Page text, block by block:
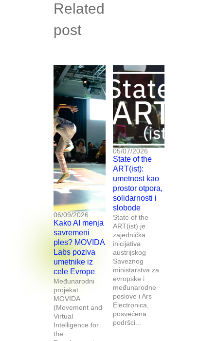
Related
post
06/09/2026
Kako AI menja
savremeni
ples? MOVIDA
Labs poziva
umetnike iz
cele Evrope
Međunarodni
projekat
MOVIDA
(Movement and
Virtual
Intelligence for
the
05/07/2026
State of the
ART(ist):
umetnost kao
prostor otpora,
solidarnosti i
slobode
State of the
ART(ist) je
zajednička
inicijativa
austrijskog
Saveznog
ministarstva za
evropske i
međunarodne
poslove i Ars
Electronica,
posvećena
podršci...